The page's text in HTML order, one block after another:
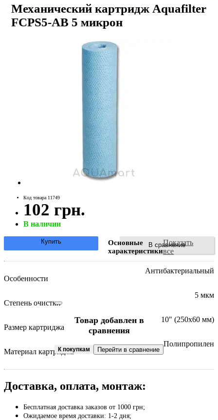
Механический картридж Aquafilter
FCPS5-AB 5 микрон
Код товара 11749
102 грн.
В наличии
В сравнение
Купить
Основные
характеристики
Показать
все
Особенности
Антибактериальный
Степень очистки
5 мкм
Размер картриджа
10" (250х60 мм)
Материал картриджа
Полипропилен
Доставка, оплата, монтаж:
Бесплатная доставка заказов от 1000 грн;
Ожидаемое время доставки: 1-2 дня;
Товар добавлен в
сравнения
К покупкам Перейти в сравнение